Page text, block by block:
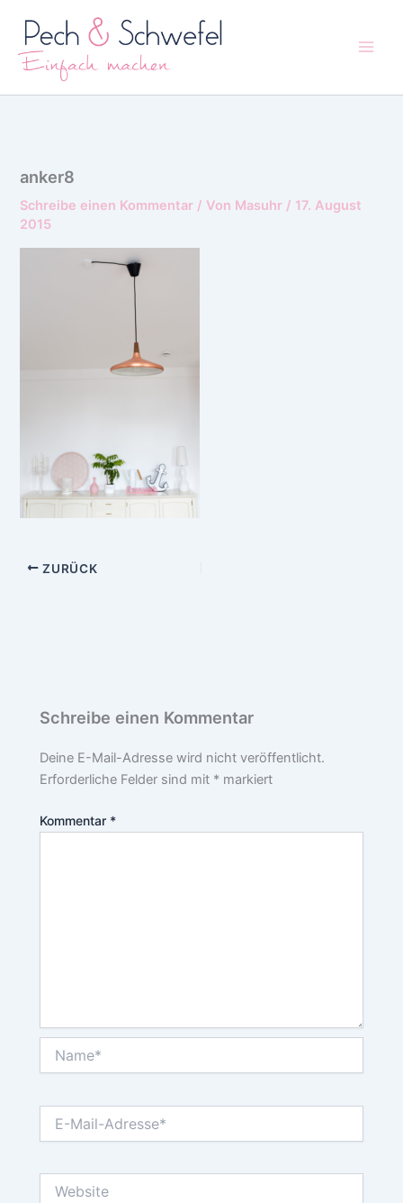
Inhalt
springen
anker8
Schreibe einen Kommentar / Von Masuhr / 17. August
2015
ZURÜCK
Schreibe einen Kommentar
Deine E-Mail-Adresse wird nicht veröffentlicht.
Erforderliche Felder sind mit * markiert
Kommentar *
Mail-